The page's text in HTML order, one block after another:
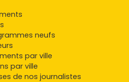
neufs
par ville
par ville
de nos journalistes